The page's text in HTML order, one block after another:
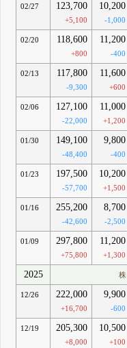
02/27 123,700
+5,100
10,200
-1,000
02/20 118,600
+800
11,200
-400
02/13 117,800
-9,300
11,600
+600
02/06 127,100
-22,000
11,000
+1,200
01/30 149,100
-48,400
9,800
-400
01/23 197,500
-57,700
10,200
+1,500
01/16 255,200
-42,600
8,700
-2,500
01/09 297,800
+75,800
11,200
+1,300
2025 株
12/26 222,000
+16,700
9,900
-600
12/19 205,300
+8,000
10,500
+100